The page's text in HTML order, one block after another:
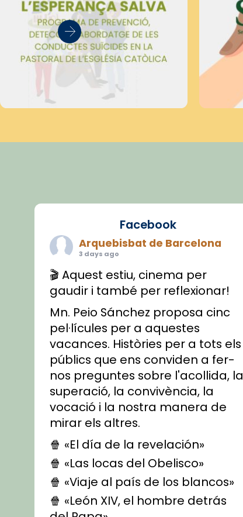
Facebook
Arquebisbat de Barcelona
3 days ago
🎬 Aquest estiu, cinema per
gaudir i també per reflexionar!
Mn. Peio Sánchez proposa cinc
pel·lícules per a aquestes
vacances. Històries per a tots els
públics que ens conviden a fer-
nos preguntes sobre l'acollida, la
superació, la convivència, la
vocació i la nostra manera de
mirar els altres.
🍿 «El día de la revelación»
🍿 «Las locas del Obelisco»
🍿 «Viaje al país de los blancos»
🍿 «León XIV, el hombre detrás